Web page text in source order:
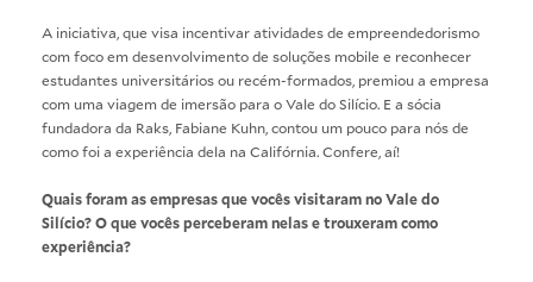
A iniciativa, que visa incentivar atividades de empreendedorismo
com foco em desenvolvimento de soluções mobile e reconhecer
estudantes universitários ou recém-formados, premiou a empresa
com uma viagem de imersão para o Vale do Silício. E a sócia
fundadora da Raks, Fabiane Kuhn, contou um pouco para nós de
como foi a experiência dela na Califórnia. Confere, aí!
Quais foram as empresas que vocês visitaram no Vale do
Silício? O que vocês perceberam nelas e trouxeram como
experiência?